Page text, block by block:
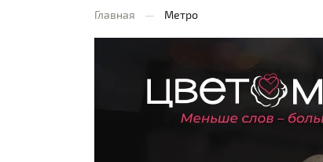
Главная — Метро